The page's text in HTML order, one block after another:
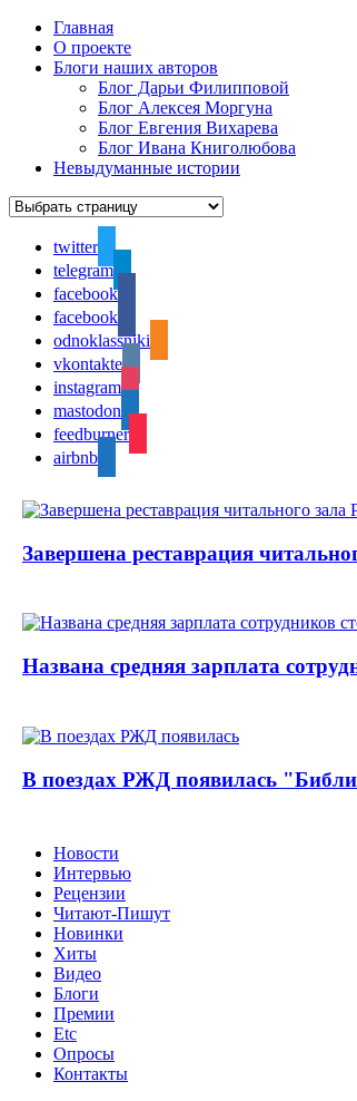
Главная
О проекте
Блоги наших авторов
Блог Дарьи Филипповой
Блог Алексея Моргуна
Блог Евгения Вихарева
Блог Ивана Книголюбова
Невыдуманные истории
twitter
telegram
facebook
facebook
odnoklassniki
vkontakte
instagram
mastodon
feedburner
airbnb
Завершена реставрация
Названа средняя зарплата
В поездах РЖД появилась
Новости
Интервью
Рецензии
Читают-Пишут
Новинки
Хиты
Видео
Блоги
Премии
Etc
Опросы
Контакты